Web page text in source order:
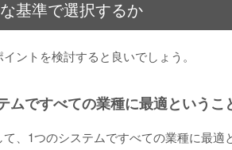
基準で選択するか
ントを検討すると良いでしょう。
ムですべての業種に最適というこ
て、1つのシステムですべての業種に最